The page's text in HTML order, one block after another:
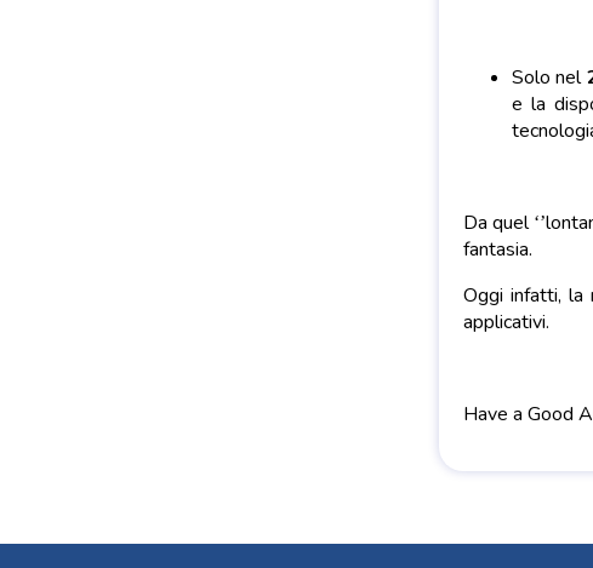
Solo nel
e la
Da quel
fantasia.
Oggi infatti, la
applicativi.
Have a Good